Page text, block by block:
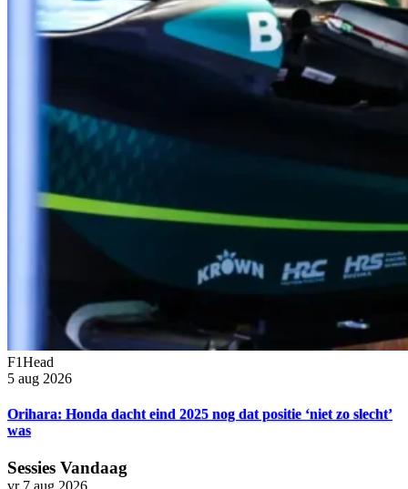
F1Head
5 aug 2026
Orihara: Honda dacht eind 2025 nog dat positie ‘niet zo slecht’
was
Sessies Vandaag